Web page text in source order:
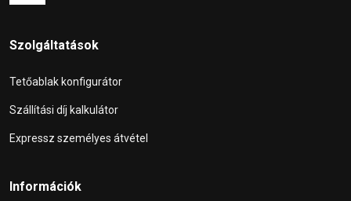
Szolgáltatások
Tetőablak konfigurátor
Szállítási díj kalkulátor
Expressz személyes átvétel
Információk